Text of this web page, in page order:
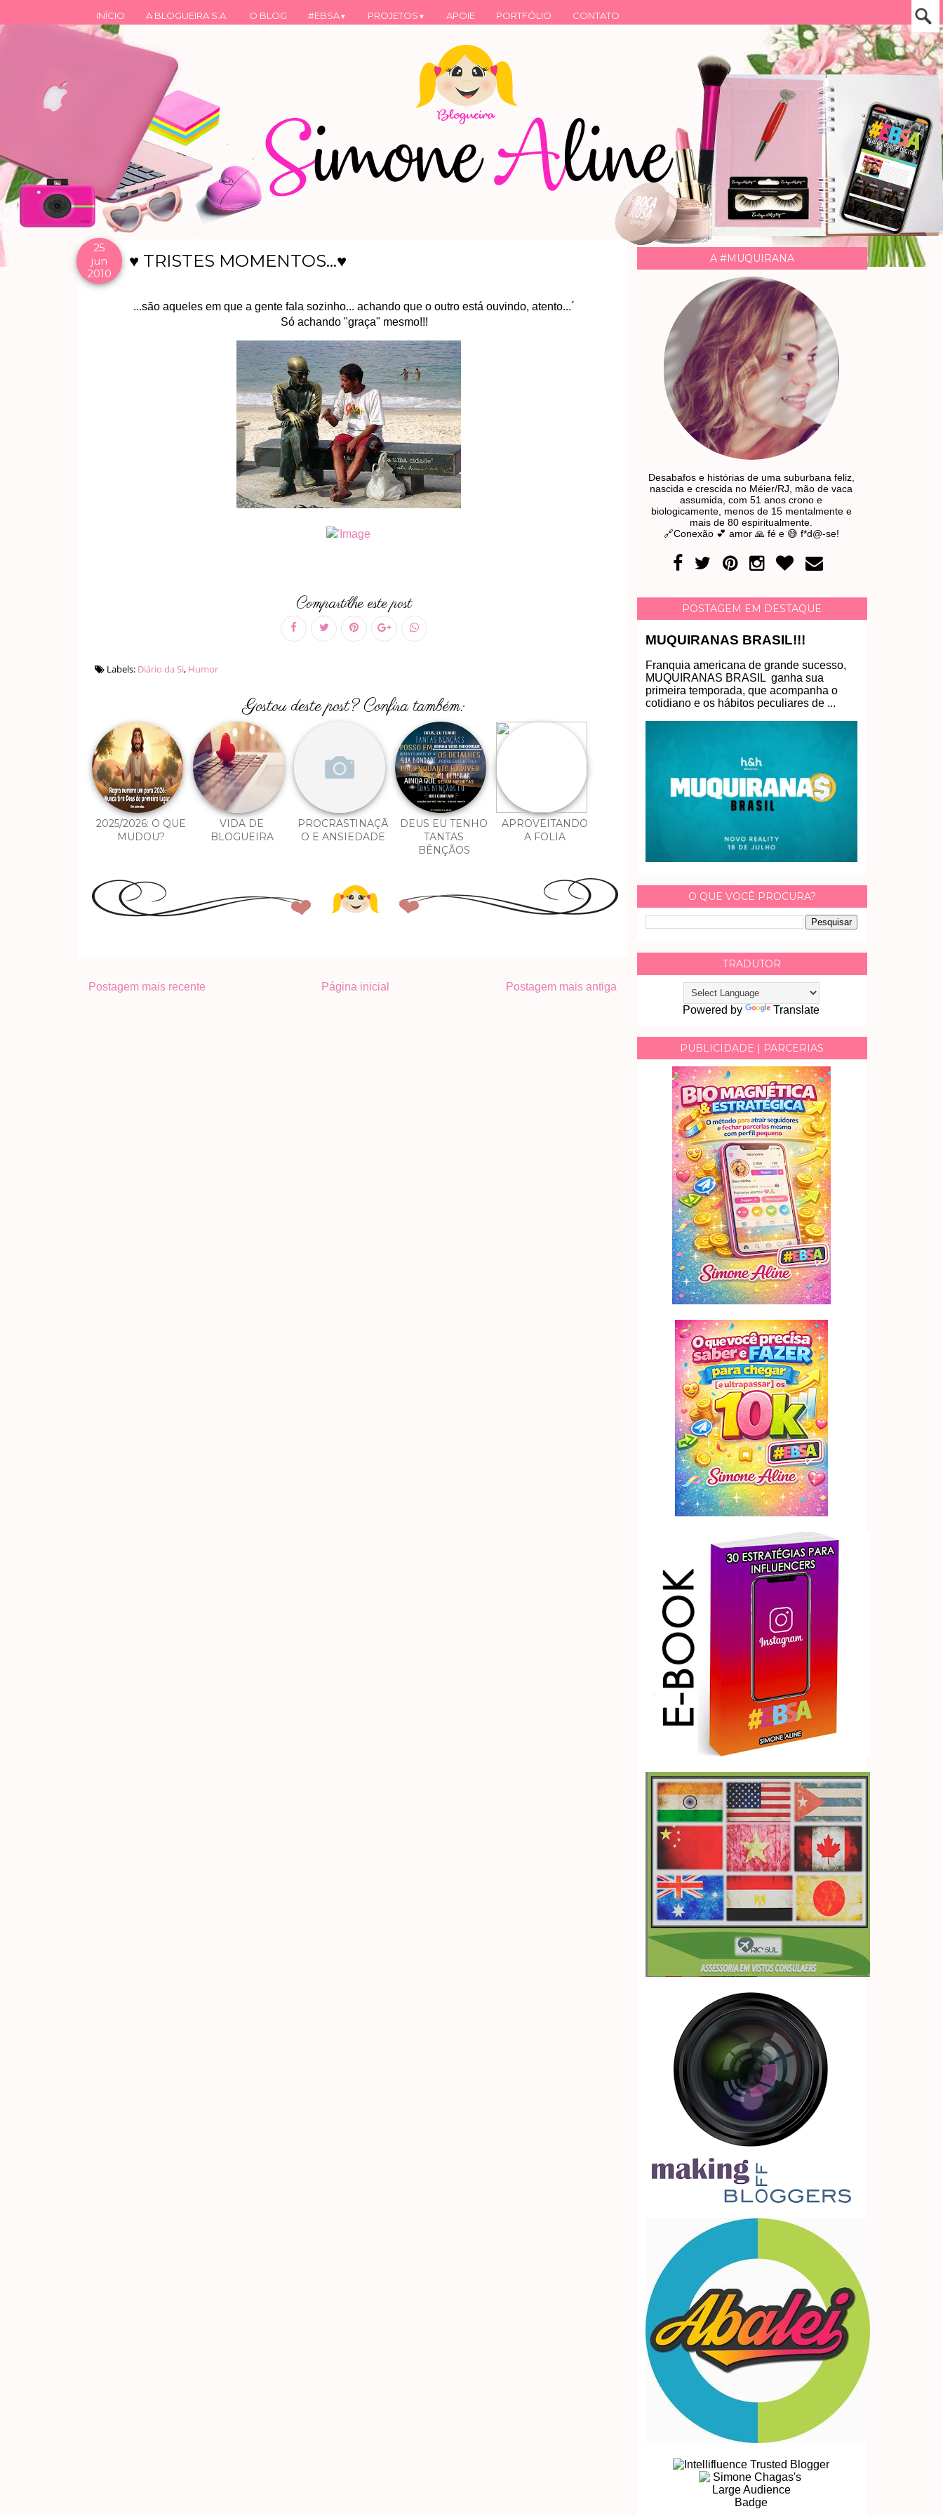
INÍCIO A BLOGUEIRA S.A. O BLOG #EBSA▼ PROJETOS ▼ APOIE PORTFÓLIO CONTATO
25
jun
2010
♥ TRISTES MOMENTOS...♥
...são aqueles em que a gente fala sozinho... achando que o outro está ouvindo, atento...´
Só achando "graça" mesmo!!!
Compartilhe este post
Labels: Diário da Si, Humor
Gostou deste post? Confira também:
2025/2026: O QUE
MUDOU?
VIDA DE
BLOGUEIRA
PROCRASTINAÇÃ
O E ANSIEDADE
DEUS EU TENHO
TANTAS
BÊNÇÃOS
APROVEITANDO
A FOLIA
Postagem mais recente Postagem mais antiga
Página inicial
A #MUQUIRANA
Desabafos e histórias de uma suburbana feliz,
nascida e crescida no Méier/RJ, mão de vaca
assumida, com 51 anos crono e
biologicamente, menos de 15 mentalmente e
mais de 80 espiritualmente.
🔗Conexão 💕 amor 🙏 fé e 😅 f*d@-se!
POSTAGEM EM DESTAQUE
MUQUIRANAS BRASIL!!!
Franquia americana de grande sucesso,
MUQUIRANAS BRASIL ganha sua
primeira temporada, que acompanha o
cotidiano e os hábitos peculiares de ...
O QUE VOCÊ PROCURA?
TRADUTOR
Powered by Translate
PUBLICIDADE | PARCERIAS